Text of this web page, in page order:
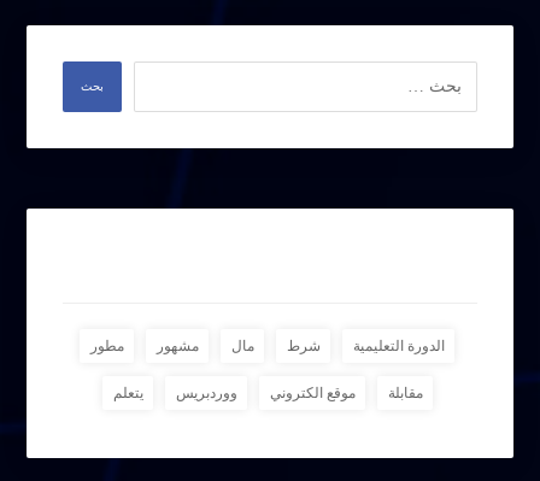
الدورة التعليمية شرط مال مشهور مطور
مقابلة موقع الكتروني ووردبريس يتعلم